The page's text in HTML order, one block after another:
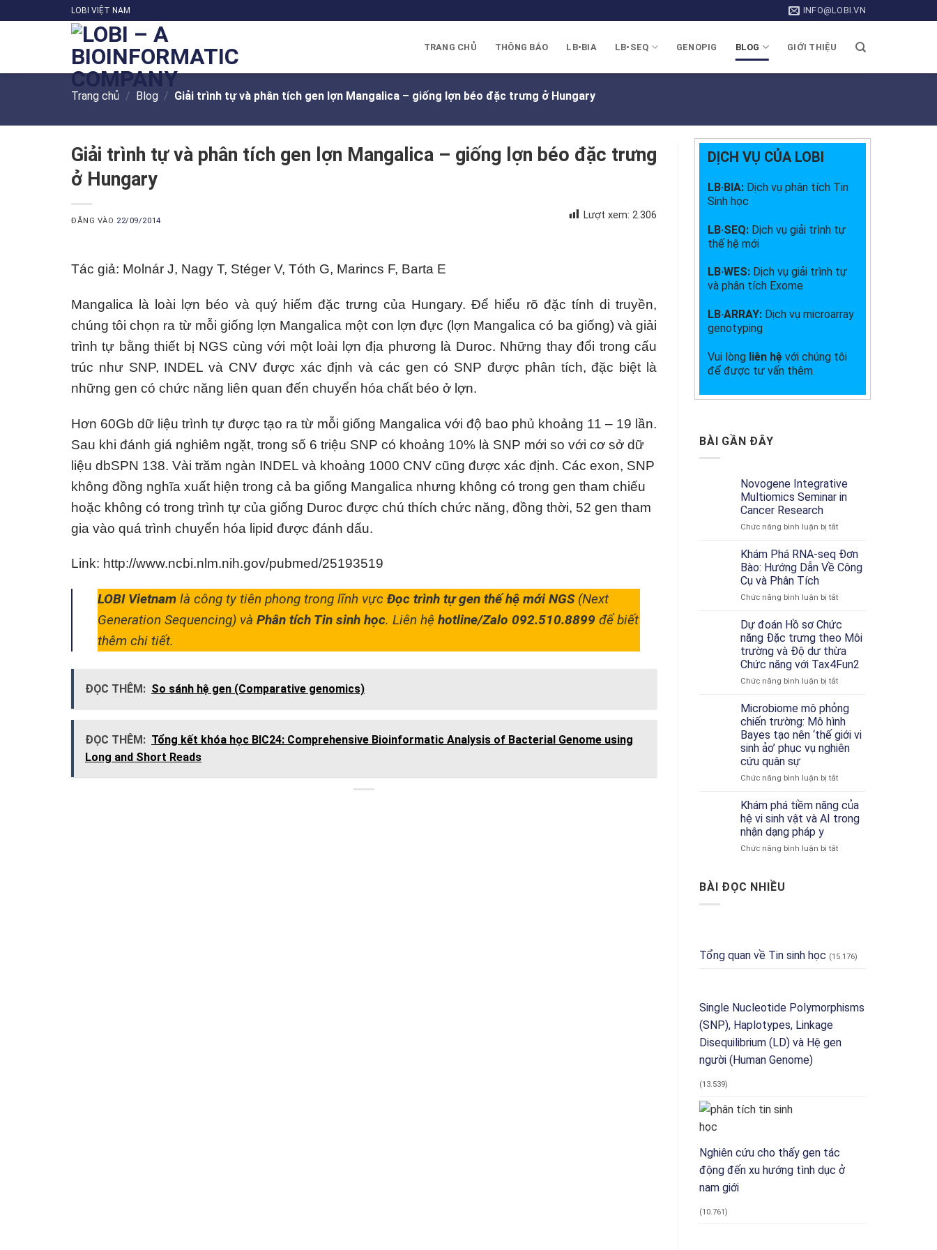
qua
LOBI VIỆT NAM INFO@LOBI.VN
TRANG CHỦ THÔNG BÁO LB•BIA LB•SEQ GENOPIG BLOG GIỚI THIỆU
Trang chủ / Blog / Giải trình tự và phân tích gen lợn Mangalica – giống lợn béo đặc trưng ở Hungary
Giải trình tự và phân tích gen lợn Mangalica – giống lợn béo đặc trưng
ở Hungary
ĐĂNG VÀO 22/09/2014
Tác giả: Molnár J, Nagy T, Stéger V, Tóth G, Marincs F, Barta E
Mangalica là loài lợn béo và quý hiếm đặc trưng của Hungary. Để hiểu rõ đặc tính di truyền,
chúng tôi chọn ra từ mỗi giống lợn Mangalica một con lợn đực (lợn Mangalica có ba giống) và giải
trình tự bằng thiết bị NGS cùng với một loài lợn địa phương là Duroc. Những thay đổi trong cấu
trúc như SNP, INDEL và CNV được xác định và các gen có SNP được phân tích, đặc biệt là
những gen có chức năng liên quan đến chuyển hóa chất béo ở lợn.
Hơn 60Gb dữ liệu trình tự được tạo ra từ mỗi giống Mangalica với độ bao phủ khoảng 11 – 19 lần.
Sau khi đánh giá nghiêm ngặt, trong số 6 triệu SNP có khoảng 10% là SNP mới so với cơ sở dữ
liệu dbSPN 138. Vài trăm ngàn INDEL và khoảng 1000 CNV cũng được xác định. Các exon, SNP
không đồng nghĩa xuất hiện trong cả ba giống Mangalica nhưng không có trong gen tham chiếu
hoặc không có trong trình tự của giống Duroc được chú thích chức năng, đồng thời, 52 gen tham
gia vào quá trình chuyển hóa lipid được đánh dấu.
Link: http://www.ncbi.nlm.nih.gov/pubmed/25193519
Lượt xem: 2.306
LOBI Vietnam là công ty tiên phong trong lĩnh vực Đọc trình tự gen thế hệ mới NGS(Next
Generation Sequencing) và Phân tích Tin sinh học. Liên hệ hotline/Zalo 092.510.8899 để biết
thêm chi tiết.
ĐỌC THÊM: So sánh hệ gen (Comparative genomics)
ĐỌC THÊM: Tổng kết khóa học BIC24: Comprehensive Bioinformatic Analysis of Bacterial Genome using
Long and Short Reads
DỊCH VỤ CỦA LOBI
LB·BIA: Dịch vụ phân tích Tin
Sinh học
LB·SEQ: Dịch vụ giải trình tự
thế hệ mới
LB·WES: Dịch vụ giải trình tự
và phân tích Exome
LB·ARRAY: Dịch vụ microarray
genotyping
Vui lòng liên hệ với chúng tôi
để được tư vấn thêm.
BÀI GẦN ĐÂY
Novogene Integrative
Multiomics Seminar in
Cancer Research
Chức năng bình luận bị tắtở
Integrative
Multiomics
Seminar
Cancer
Khám Phá RNA-seq Đơn
Bào: Hướng Dẫn Về Công
Cụ và Phân Tích
Chức năng bình luận bị tắtở
Phá
RNA-
seq
Đơn
Bào:
Hướng
Công
Cụ
và
Phân
Dự đoán Hồ sơ Chức
năng Đặc trưng theo Môi
trường và Độ dư thừa
Chức năng với Tax4Fun2
Chức năng bình luận bị tắtở
đoán
Hồ
sơ
Chức
năng
trưng
Môi
trường
và
dư
Microbiome mô phỏng
chiến trường: Mô hình
Bayes tạo nên ‘thế giới vi
sinh ảo’ phục vụ nghiên
cứu quân sự
Chức năng bình luận bị tắtở
mô
phỏng
chiến
Mô
ảo’
cứu
Khám phá tiềm năng của
hệ vi sinh vật và AI trong
nhận dạng pháp y
Chức năng bình luận bị tắtở
vật
nhận
dạng
BÀI ĐỌC NHIỀU
Tổng quan về Tin sinh học (15.176)
Single Nucleotide Polymorphisms
(SNP), Haplotypes, Linkage
Disequilibrium (LD) và Hệ gen
người (Human Genome)
(13.539)
Nghiên cứu cho thấy gen tác
động đến xu hướng tình dục ở
nam giới
(10.761)